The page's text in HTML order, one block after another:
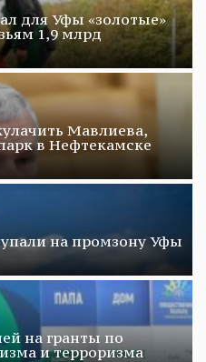
для Уфы «золотые»
1,9 млрд
Мавлиева,
в Нефтекамске
на промзону Уфы
на гранты по
и терроризма